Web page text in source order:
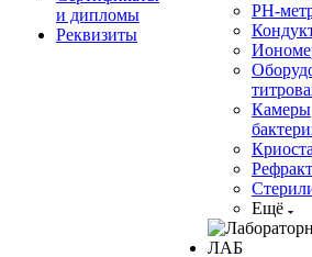
и дипломы
Реквизиты
РН-
Камеры
Ещё